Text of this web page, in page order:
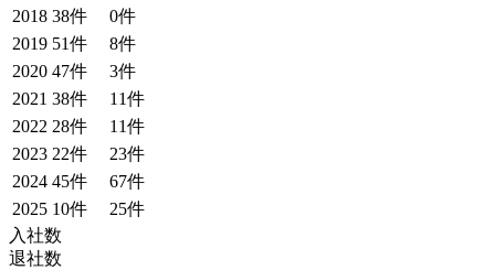
2018 38件 0件
2019 51件 8件
2020 47件 3件
2021 38件 11件
2022 28件 11件
2023 22件 23件
2024 45件 67件
2025 10件 25件
入社数
退社数